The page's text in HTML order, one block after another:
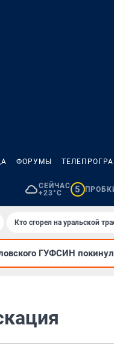
ФОРУМЫ
СЕЙЧАС
+23°C
5
Кто сгорел на уральской
ГУФСИН